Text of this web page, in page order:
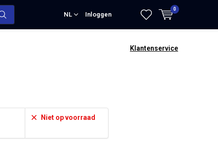
NL Inloggen
0
Klantenservice
Niet op voorraad